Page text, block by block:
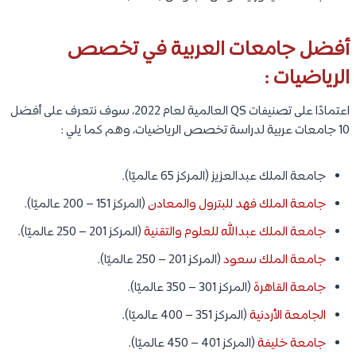
أفضل جامعات العربية في تخصص
الرياضيات :
اعتمادًا على تصنيفات QS العالمية لعام 2022، سوف نتعرف على أفضل
10 جامعات عربية لدراسة تخصص الرياضيات، وهم كما يلي :
جامعة الملك عبدالعزيز (المركز 65 عالميًا).
جامعة الملك فهد للبترول والمعادن(المركز 151 – 200 عالميًا).
جامعة الملك عبدالله للعلوم والتقنية(المركز 201 – 250 عالميًا).
جامعة الملك سعود(المركز 201 – 250 عالميًا).
جامعة القاهرة(المركز 301 – 350 عالميًا).
الجامعة الأردنية(المركز 351 – 400 عالميًا).
جامعة خليفة(المركز 401 – 450 عالميًا).